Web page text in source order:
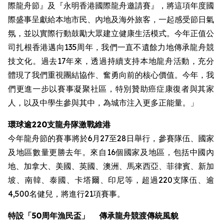
際龍舟節』及『永明香港國際龍舟邀請賽』，將這項年度國
際盛事呈獻給本地市民、內地及海外旅客，一起感受節日氣
氛，並以實際行動鼓勵大眾建立健康生活模式。今年正值公
司扎根香港邁向135周年，我們一直不遺餘力地傳承龍舟競
技文化。過去17年來，透過持續支持本地龍舟活動，充分
體現了我們重視團結協作、奮勇向前的核心價值。今年，我
們更進一步以賽事凝聚社區，特別贊助癌症康復者與其家
人，以及中學生參與其中，為城市注入更多正能量。」
環球逾220支龍舟隊激戰維港
今年龍舟節的賽事將於6月27至28日舉行，參賽隊伍、國家
及地區數量更勝去年。來自16個國家及地區，包括中國內
地、加拿大、美國、英國、澳洲、馬來西亞、菲律賓、新加
坡、南韓、泰國、卡塔爾、印尼等，超過220支隊伍、逾
4,500名健兒，將進行21項賽事。
特設 「50周年漁民盃」
傳承龍舟競渡傳統風貌